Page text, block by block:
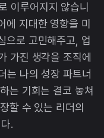
이루어지지 않습니
지대한 영향을 미
으로 고민해주고, 업
가진 생각을 조직에
는 나의 성장 파트너
는 기회는 결코 놓쳐
할 수 있는 리더의
.